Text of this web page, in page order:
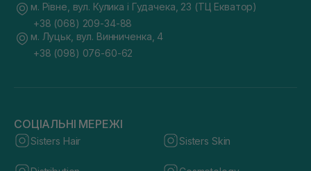
м. Рівне, вул. Кулика і Гудачека, 23 (ТЦ Екватор)
+38 (068) 209-34-88
м. Луцьк, вул. Винниченка, 4
+38 (098) 076-60-62
СОЦІАЛЬНІ МЕРЕЖІ
Sisters Hair Sisters Skin